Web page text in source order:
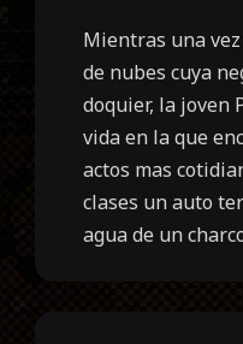
Mientras una
de nubes cuya
doquier, la joven
vida en la que
actos mas
clases un auto
agua de un